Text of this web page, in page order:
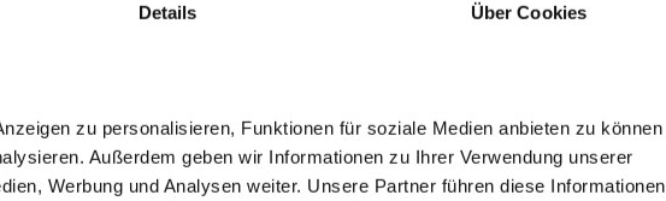
Details Über Cookies
zu personalisieren, Funktionen für soziale Medien anbieten zu können
Außerdem geben wir Informationen zu Ihrer Verwendung unserer
Werbung und Analysen weiter. Unsere Partner führen diese Informationen